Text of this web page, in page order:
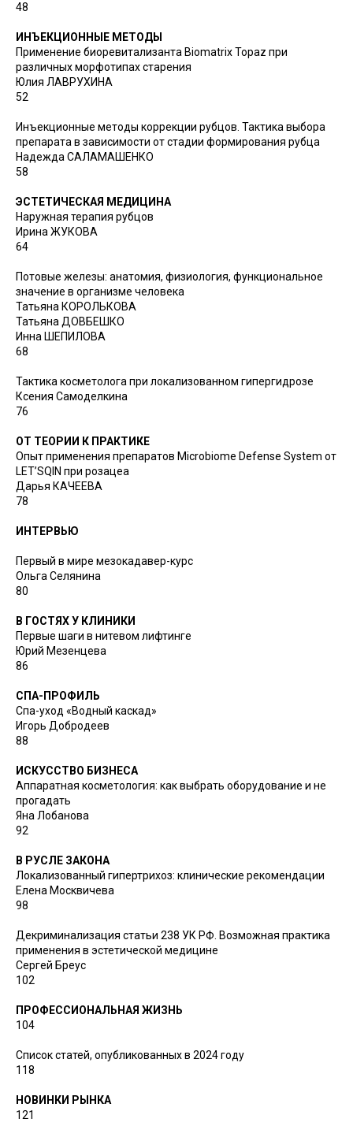
48
ИНЪЕКЦИОННЫЕ МЕТОДЫ
Применение биоревитализанта Biomatrix Topaz при
различных морфотипах старения
Юлия ЛАВРУХИНА
52
Инъекционные методы коррекции рубцов. Тактика выбора
препарата в зависимости от стадии формирования рубца
Надежда САЛАМАШЕНКО
58
ЭСТЕТИЧЕСКАЯ МЕДИЦИНА
Наружная терапия рубцов
Ирина ЖУКОВА
64
Потовые железы: анатомия, физиология, функциональное
значение в организме человека
Татьяна КОРОЛЬКОВА
Татьяна ДОВБЕШКО
Инна ШЕПИЛОВА
68
Тактика косметолога при локализованном гипергидрозе
Ксения Самоделкина
76
ОТ ТЕОРИИ К ПРАКТИКЕ
Опыт применения препаратов Microbiome Defense System от
LET’SQIN при розацеа
Дарья КАЧЕЕВА
78
ИНТЕРВЬЮ
Первый в мире мезокадавер-курс
Ольга Селянина
80
В ГОСТЯХ У КЛИНИКИ
Первые шаги в нитевом лифтинге
Юрий Мезенцева
86
СПА-ПРОФИЛЬ
Спа-уход «Водный каскад»
Игорь Добродеев
88
ИСКУССТВО БИЗНЕСА
Аппаратная косметология: как выбрать оборудование и не
прогадать
Яна Лобанова
92
В РУСЛЕ ЗАКОНА
Локализованный гипертрихоз: клинические рекомендации
Елена Москвичева
98
Декриминализация статьи 238 УК РФ. Возможная практика
применения в эстетической медицине
Сергей Бреус
102
ПРОФЕССИОНАЛЬНАЯ ЖИЗНЬ
104
Список статей, опубликованных в 2024 году
118
НОВИНКИ РЫНКА
121